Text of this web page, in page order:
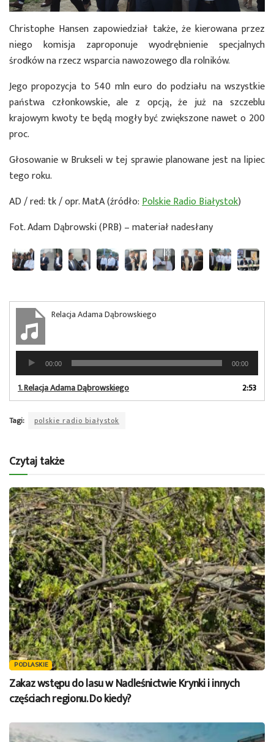
Christophe Hansen zapowiedział także, że kierowana przez
niego komisja zaproponuje wyodrębnienie specjalnych
środków na rzecz wsparcia nawozowego dla rolników.
Jego propozycja to 540 mln euro do podziału na wszystkie
państwa członkowskie, ale z opcją, że już na szczeblu
krajowym kwoty te będą mogły być zwiększone nawet o 200
proc.
Głosowanie w Brukseli w tej sprawie planowane jest na lipiec
tego roku.
AD / red: tk / opr. MatA (źródło:Polskie Radio Białystok)
Fot. Adam Dąbrowski (PRB) – materiał nadesłany
Relacja Adama Dąbrowskiego
Odtwarzacz
plików
dźwiękowych
00:00 00:00
1.Relacja Adama Dąbrowskiego 2:53
Tagi: polskie radio białystok
Czytaj także
PODLASKIE
Zakaz wstępu do lasu w Nadleśnictwie Krynki i innych
częściach regionu. Do kiedy?